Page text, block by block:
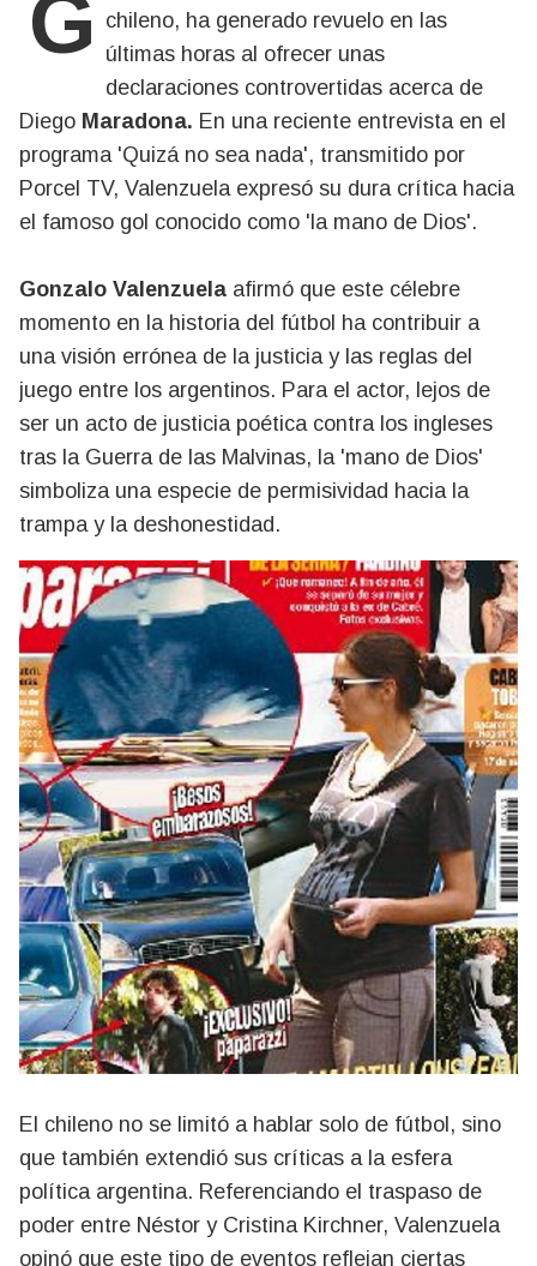
chileno, ha generado revuelo en las
últimas horas al ofrecer unas
declaraciones controvertidas acerca de
Diego Maradona. En una reciente entrevista en el
programa 'Quizá no sea nada', transmitido por
Porcel TV, Valenzuela expresó su dura crítica hacia
el famoso gol conocido como 'la mano de Dios'.
Gonzalo Valenzuela afirmó que este célebre
momento en la historia del fútbol ha contribuir a
una visión errónea de la justicia y las reglas del
juego entre los argentinos. Para el actor, lejos de
ser un acto de justicia poética contra los ingleses
tras la Guerra de las Malvinas, la 'mano de Dios'
simboliza una especie de permisividad hacia la
trampa y la deshonestidad.
El chileno no se limitó a hablar solo de fútbol, sino
que también extendió sus críticas a la esfera
política argentina. Referenciando el traspaso de
poder entre Néstor y Cristina Kirchner, Valenzuela
opinó que este tipo de eventos reflejan ciertas